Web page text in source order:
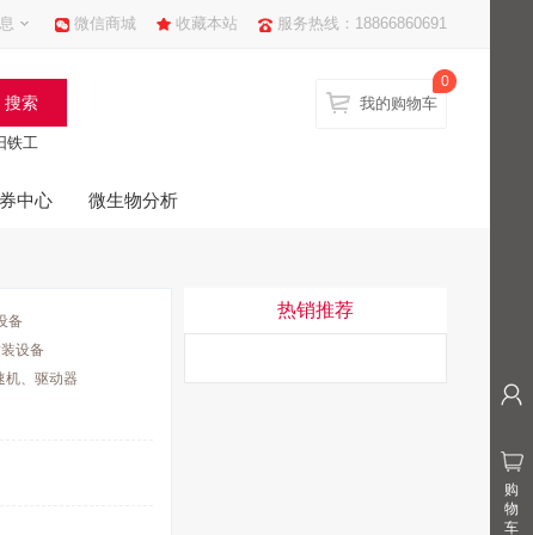
微信商城 收藏本站 服务热线：18866860691
铁工
我的购物车
0
中心 微生物分析
备
设备
机、驱动器
热销推荐
购
物
车